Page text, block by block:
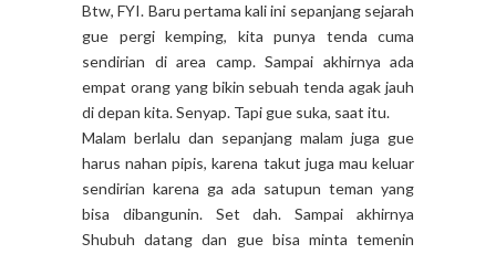
Btw, FYI. Baru pertama kali ini sepanjang sejarah
gue pergi kemping, kita punya tenda cuma
sendirian di area camp. Sampai akhirnya ada
empat orang yang bikin sebuah tenda agak jauh
di depan kita. Senyap. Tapi gue suka, saat itu.
Malam berlalu dan sepanjang malam juga gue
harus nahan pipis, karena takut juga mau keluar
sendirian karena ga ada satupun teman yang
bisa dibangunin. Set dah. Sampai akhirnya
Shubuh datang dan gue bisa minta temenin